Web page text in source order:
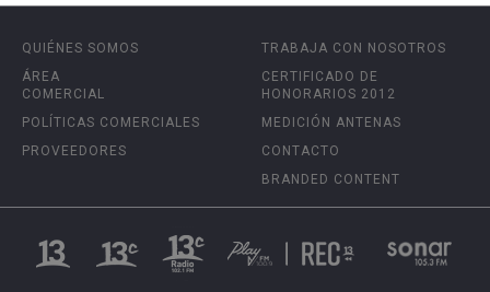
QUIÉNES SOMOS
ÁREA
COMERCIAL
POLÍTICAS COMERCIALES
PROVEEDORES
TRABAJA CON NOSOTROS
CERTIFICADO DE
HONORARIOS 2012
MEDICIÓN ANTENAS
CONTACTO
BRANDED CONTENT